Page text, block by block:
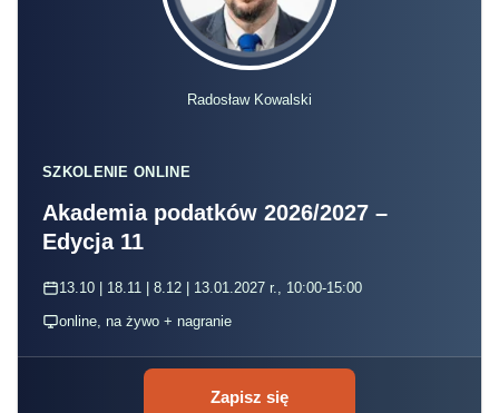
Radosław Kowalski
SZKOLENIE ONLINE
Akademia podatków 2026/2027 –
Edycja 11
13.10 | 18.11 | 8.12 | 13.01.2027 r., 10:00-15:00
online, na żywo + nagranie
Zapisz się